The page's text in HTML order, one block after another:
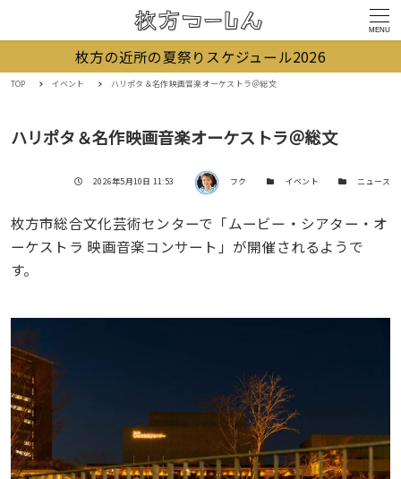
MENU
枚方の近所の夏祭りスケジュール2026
TOP イベント ハリポタ＆名作映画音楽オーケストラ＠総文
ハリポタ＆名作映画音楽オーケストラ＠総文
投稿日
2026年5月10日 11:53 著者 フク カテゴリー
イベント カテゴリー
ニュース
枚方市総合文化芸術センターで「ムービー・シアター・オ
ーケストラ 映画音楽コンサート」が開催されるようで
す。